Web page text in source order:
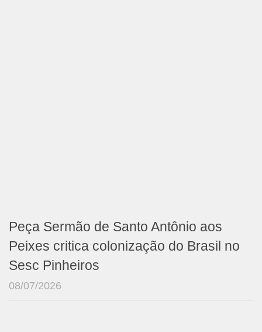
Peça Sermão de Santo Antônio aos
Peixes critica colonização do Brasil no
Sesc Pinheiros
08/07/2026